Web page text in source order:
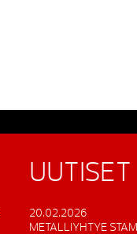
UUTISET
20.02.2026
METALLIYHTYE